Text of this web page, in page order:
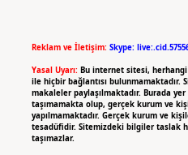
Reklam ve İletişim: Skype:
Yasal Uyarı: Bu internet sitesi,
ile hiçbir bağlantısı bulunmamaktadır.
makaleler paylaşılmaktadır. Burada
taşımamakta olup, gerçek kurum ve
yapılmamaktadır. Gerçek kurum ve
tesadüfidir. Sitemizdeki bilgiler taslak
taşımazlar.